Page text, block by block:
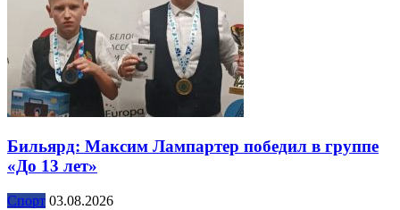
Бильярд: Максим Лампартер победил в группе
«До 13 лет»
Спорт 03.08.2026